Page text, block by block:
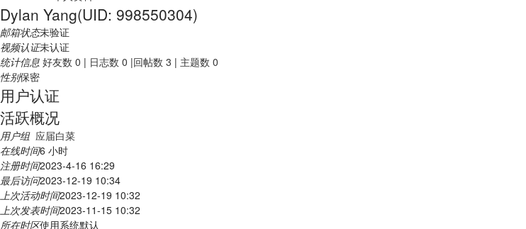
Dylan Yang(UID: 998550304)
邮箱状态未验证
视频认证未认证
统计信息 好友数 0 | 日志数 0 |回帖数 3 | 主题数 0
性别保密
用户认证
活跃概况
用户组 应届白菜
在线时间6 小时
注册时间2023-4-16 16:29
最后访问2023-12-19 10:34
上次活动时间2023-12-19 10:32
上次发表时间2023-11-15 10:32
所在时区使用系统默认